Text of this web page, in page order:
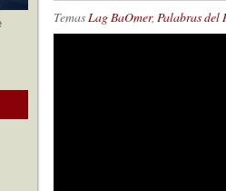
Temas Lag BaOmer, Palabras del